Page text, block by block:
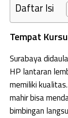
Daftar Isi
Tempat
Surabaya
HP lantaran
memiliki
mahir bisa
bimbingan